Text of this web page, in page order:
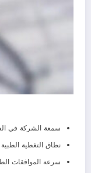
سمعة الشركة في
نطاق التغطية
سرعة الموافقات